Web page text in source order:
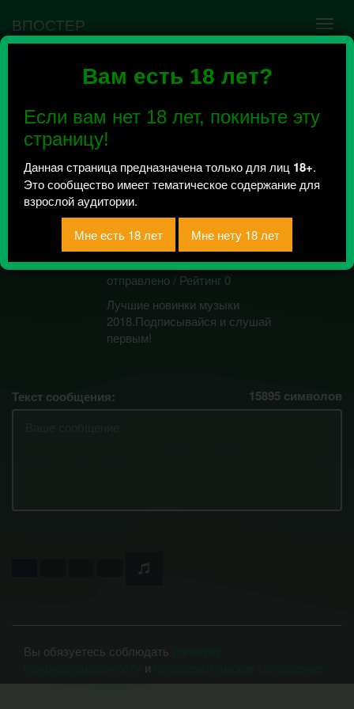
Вам есть 18 лет?
Если вам нет 18 лет, покиньте эту
страницу!
Данная страница предназначена только для лиц 18+.
Это сообщество имеет тематическое содержание для
взрослой аудитории.
ВПОСТЕР
Ошибка VK API #5
сообщества нужно авторизоваться на сервисе
повторно.
Sunrise in Music |
Новинки Музыки
2018
Всего 0, за сегодня 0 сообщений
отправлено / Рейтинг 0
Лучшие новинки музыки
2018.Подписывайся и слушай
первым!
Текст сообщения: 15895 символов
Вы обязуетесь соблюдать
и